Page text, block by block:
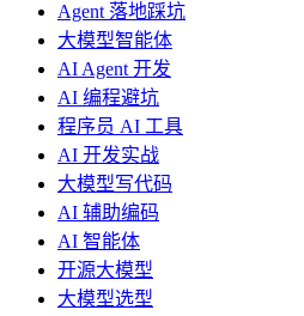
Agent 落地踩坑
大模型智能体
AI Agent 开发
AI 编程避坑
程序员 AI 工具
AI 开发实战
大模型写代码
AI 辅助编码
AI 智能体
开源大模型
大模型选型